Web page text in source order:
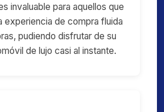
invaluable para aquellos que
experiencia de compra fluida
pudiendo disfrutar de su
de lujo casi al instante.